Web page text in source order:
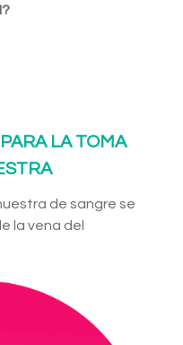
LA TOMA
de sangre se
la vena del